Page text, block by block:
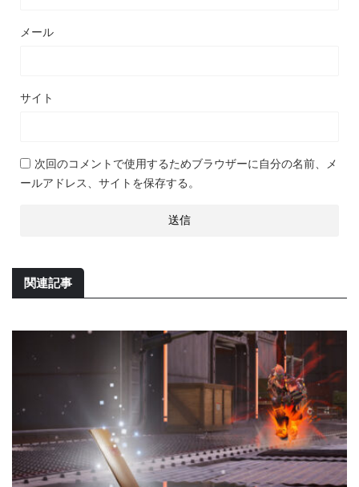
メール
サイト
次回のコメントで使用するためブラウザーに自分の名前、メ
ールアドレス、サイトを保存する。
関連記事